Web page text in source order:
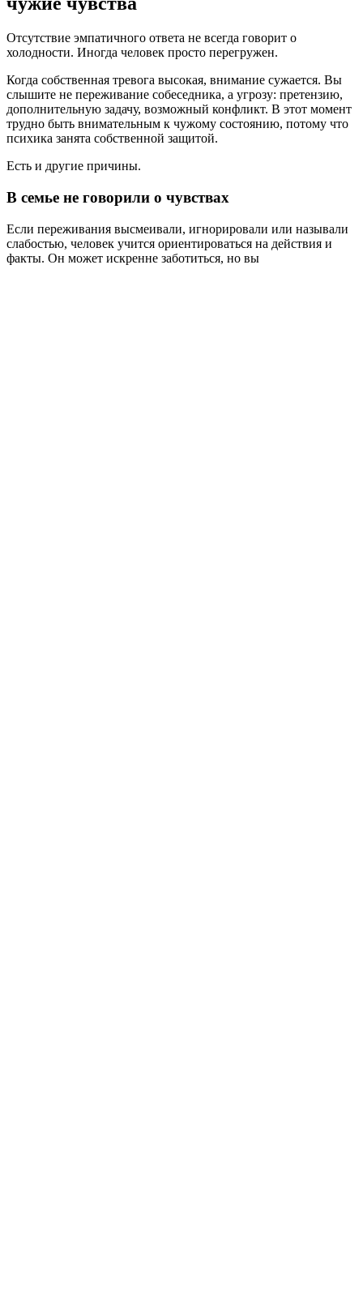
Отсутствие эмпатичного ответа не всегда говорит о
холодности. Иногда человек просто перегружен.
Когда собственная тревога высокая, внимание сужается. Вы
слышите не переживание собеседника, а угрозу: претензию,
дополнительную задачу, возможный конфликт. В этот момент
трудно быть внимательным к чужому состоянию, потому что
психика занята собственной защитой.
Есть и другие причины.
В семье не говорили о чувствах
Если переживания высмеивали, игнорировали или называли
слабостью, человек учится ориентироваться на действия и
факты. Он может искренне заботиться, но вы